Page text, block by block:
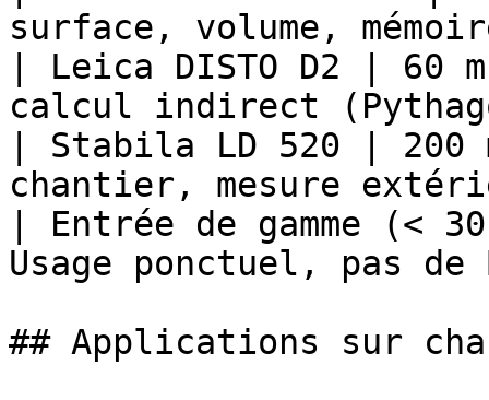
surface, volume,
| Leica DISTO D2 | 60
calcul indirect
| Stabila LD 520 | 200
chantier, mesure
| Entrée de gamme (<
Usage ponctuel, pas
## Applications sur